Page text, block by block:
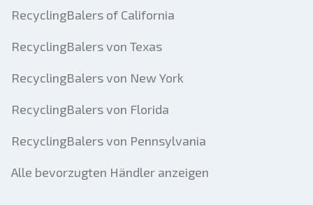
RecyclingBalers of California
RecyclingBalers von Texas
RecyclingBalers von New York
RecyclingBalers von Florida
RecyclingBalers von Pennsylvania
Alle bevorzugten Händler anzeigen